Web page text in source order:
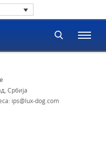
Србија
ips@lux-dog.com